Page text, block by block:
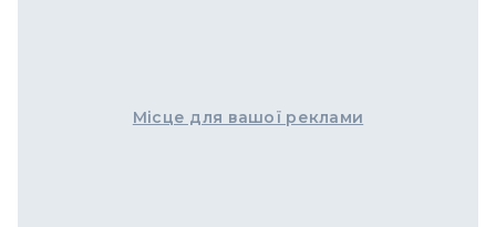
Місце для вашої реклами